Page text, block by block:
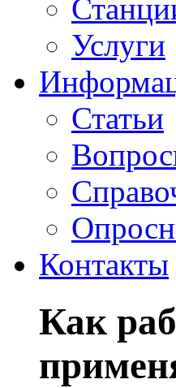
Услуги
Статьи
Контакты
Как